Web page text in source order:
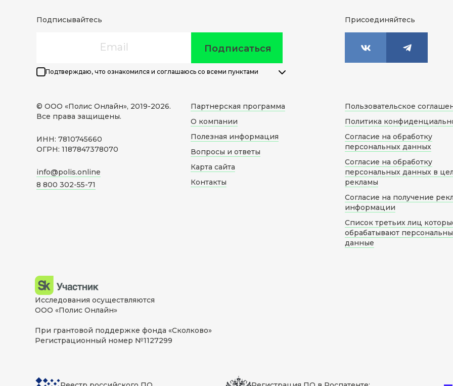
Подписывайтесь
Подписаться
Подтверждаю, что ознакомился и соглашаюсь со всеми пунктами
Присоединяйтесь
© ООО «Полис Онлайн», 2019-2026.
Все права защищены.
ИНН: 7810745660
ОГРН: 1187847378070
info@polis.online
8 800 302-55-71
Партнерская программа
О компании
Полезная информация
Вопросы и ответы
Карта сайта
Контакты
Пользовательское
Политика
Согласие на обработку
персональных данных
Согласие на обработку
персональных данных в
рекламы
Согласие на получение
информации
Список третьих лиц
обрабатывают
данные
Исследования осуществляются
ООО «Полис Онлайн»
При грантовой поддержке фонда «Сколково»
Регистрационный номер №1127299